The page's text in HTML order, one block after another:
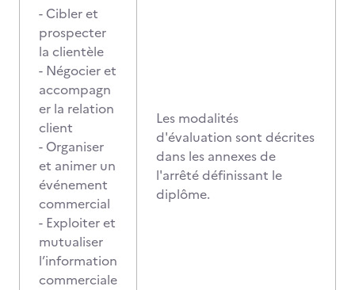
- Cibler et
prospecter
la clientèle
- Négocier et
accompagn
er la relation
client
- Organiser
et animer un
événement
commercial
- Exploiter et
mutualiser
l’information
commerciale
Les modalités
d'évaluation sont décrites
dans les annexes de
l'arrêté définissant le
diplôme.